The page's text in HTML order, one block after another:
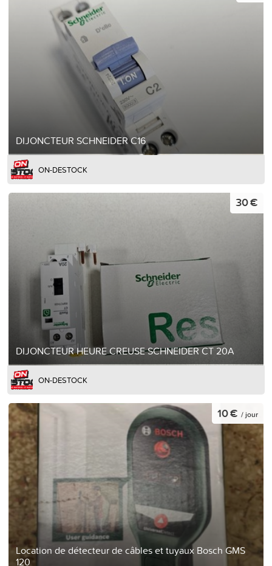
DIJONCTEUR SCHNEIDER C16
ON-DESTOCK
DIJONCTEUR HEURE CREUSE SCHNEIDER CT 20A
30 €
ON-DESTOCK
Location de détecteur de câbles et tuyaux Bosch GMS
120
10 € / jour